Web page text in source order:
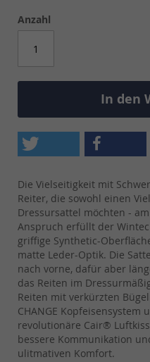
Anzahl
In den
Die Vielseitigkeit mit
Reiter, die sowohl einen
Dressursattel möchten -
Anspruch erfüllt der
griffige Synthetic-
matte Leder-Optik. Die
nach vorne, dafür aber
das Reiten im
Reiten mit verkürzten
CHANGE Kopfeisensystem
revolutionäre Cair®
bessere Kommunikation
ulitmativen Komfort.